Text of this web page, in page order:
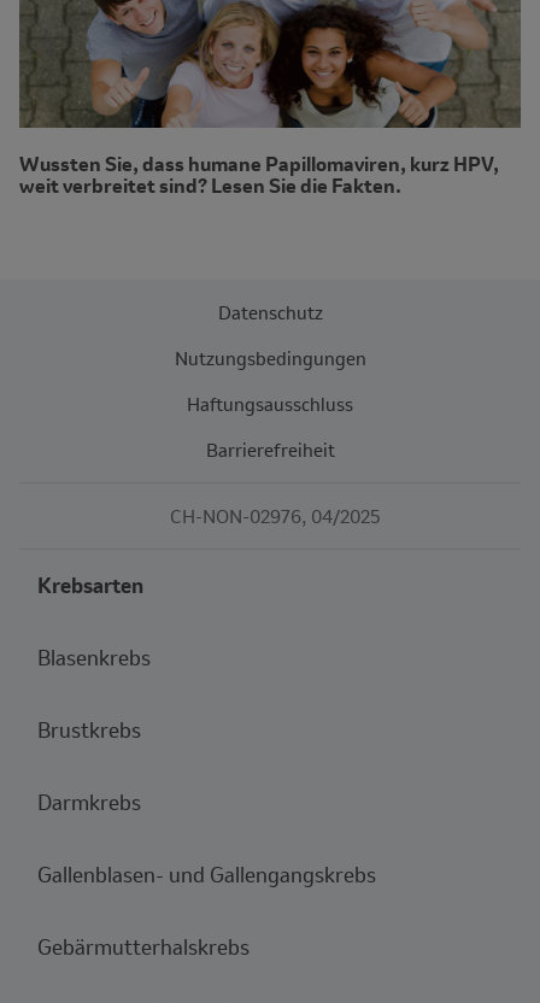
Wussten Sie, dass humane Papillomaviren, kurz HPV,
weit verbreitet sind? Lesen Sie die Fakten.
Datenschutz
Nutzungsbedingungen
Haftungsausschluss
Barrierefreiheit
CH-NON-02976, 04/2025
Krebsarten
Blasenkrebs
Brustkrebs
Darmkrebs
Gallenblasen- und Gallengangskrebs
Gebärmutterhalskrebs